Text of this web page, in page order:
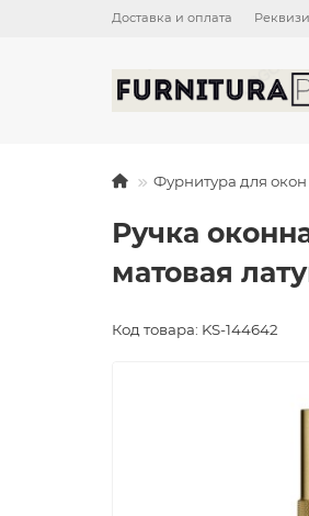
Доставка и оплата
Фурнитура для окон
Ручка
матовая
Код товара: KS-144642